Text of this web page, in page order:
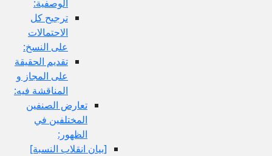
الوصفية:
ترجيح كل
الاحتمالات
على النسخ:
تقديم الحقيقة
على المجاز و
المناقشة فيه:
تعارض الصنفين
المختلفين في
الظهور:
[بيان انقلاب النسبة]